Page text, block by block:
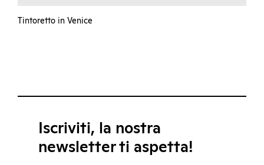
Tintoretto in Venice
Iscriviti, la nostra
newsletter ti aspetta!